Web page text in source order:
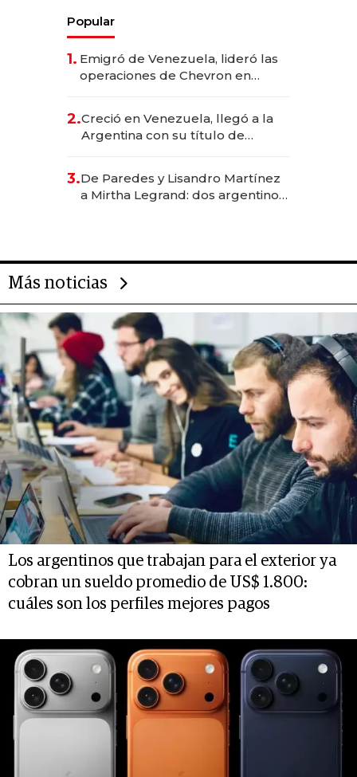
Popular
1. Emigró de Venezuela, lideró las
operaciones de Chevron en
2.Creció en Venezuela, llegó a la
Argentina con su título de
las marcas "fast premium"
3.De Paredes y Lisandro Martínez
a Mirtha Legrand: dos argentinos
Más noticias
Los argentinos que trabajan para el exterior ya
cobran un sueldo promedio de US$ 1.800:
cuáles son los perfiles mejores pagos